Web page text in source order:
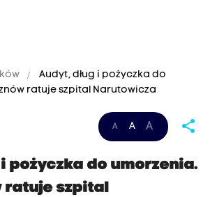
Audyt, dług i pożyczka do
ratuje szpital Narutowicza
A A A share
pożyczka do umorzenia.
ratuje szpital